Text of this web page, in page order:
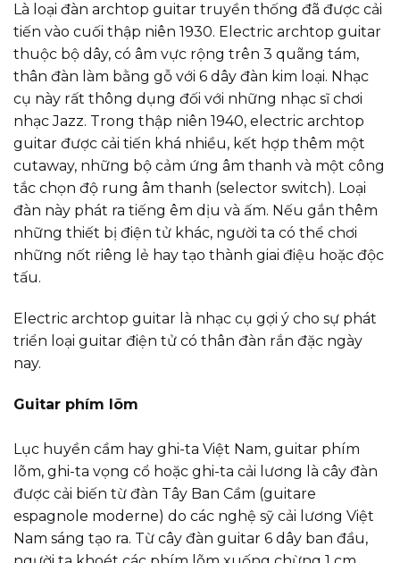
Là loại đàn archtop guitar truyền thống đã được cải
tiến vào cuối thập niên 1930. Electric archtop guitar
thuộc bộ dây, có âm vực rộng trên 3 quãng tám,
thân đàn làm bằng gỗ với 6 dây đàn kim loại. Nhạc
cụ này rất thông dụng đối với những nhạc sĩ chơi
nhạc Jazz. Trong thập niên 1940, electric archtop
guitar được cải tiến khá nhiều, kết hợp thêm một
cutaway, những bộ cảm ứng âm thanh và một công
tắc chọn độ rung âm thanh (selector switch). Loại
đàn này phát ra tiếng êm dịu và ấm. Nếu gắn thêm
những thiết bị điện tử khác, người ta có thể chơi
những nốt riêng lẻ hay tạo thành giai điệu hoặc độc
tấu.
Electric archtop guitar là nhạc cụ gợi ý cho sự phát
triển loại guitar điện tử có thân đàn rắn đặc ngày
nay.
Guitar phím lõm
Lục huyền cầm hay ghi-ta Việt Nam, guitar phím
lõm, ghi-ta vọng cổ hoặc ghi-ta cải lương là cây đàn
được cải biến từ đàn Tây Ban Cầm (guitare
espagnole moderne) do các nghệ sỹ cải lương Việt
Nam sáng tạo ra. Từ cây đàn guitar 6 dây ban đầu,